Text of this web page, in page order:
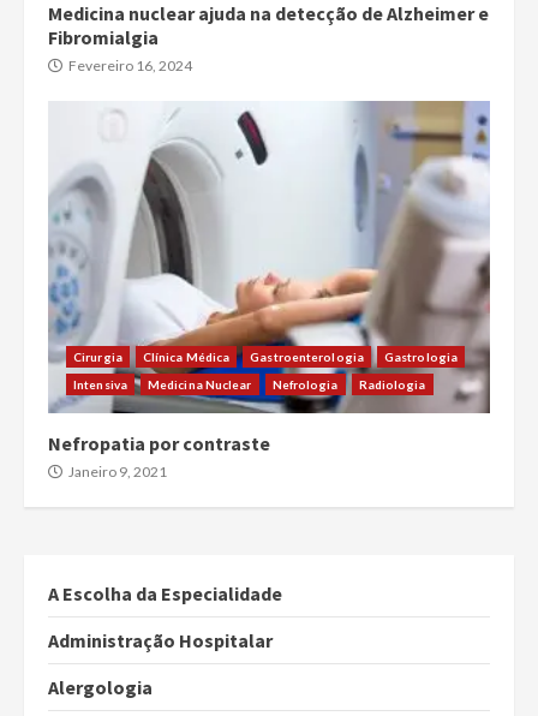
Medicina nuclear ajuda na detecção de Alzheimer e
Fibromialgia
Fevereiro 16, 2024
Cirurgia Clínica Médica Gastroenterologia
Gastrologia
Intensiva
Medicina Nuclear Nefrologia Radiologia
Nefropatia por contraste
Janeiro 9, 2021
A Escolha da Especialidade
Administração Hospitalar
Alergologia